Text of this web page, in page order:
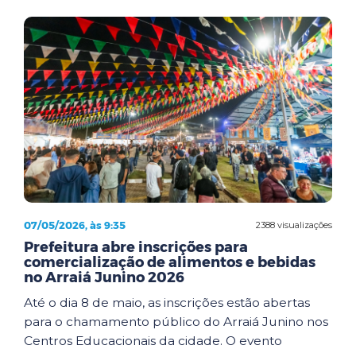
2388 visualizações
07/05/2026, às 9:35
Prefeitura abre inscrições para
comercialização de alimentos e bebidas
no Arraiá Junino 2026
Até o dia 8 de maio, as inscrições estão abertas
para o chamamento público do Arraiá Junino nos
Centros Educacionais da cidade. O evento